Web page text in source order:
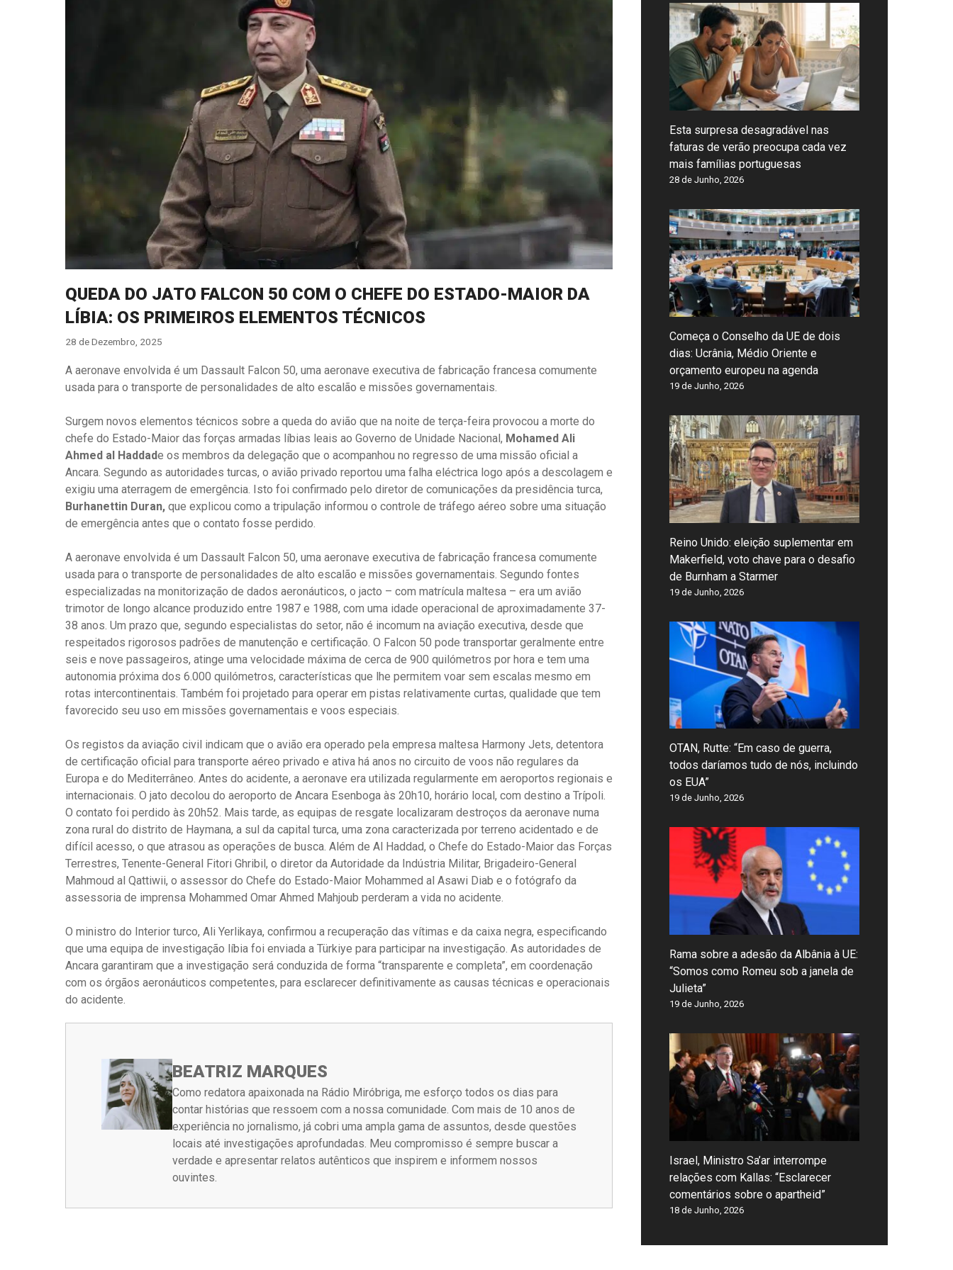
QUEDA DO JATO FALCON 50 COM O CHEFE DO ESTADO-MAIOR DA
LÍBIA: OS PRIMEIROS ELEMENTOS TÉCNICOS
28 de Dezembro, 2025
A aeronave envolvida é um Dassault Falcon 50, uma aeronave executiva de fabricação francesa comumente
usada para o transporte de personalidades de alto escalão e missões governamentais.
Surgem novos elementos técnicos sobre a queda do avião que na noite de terça-feira provocou a morte do
chefe do Estado-Maior das forças armadas líbias leais ao Governo de Unidade Nacional, Mohamed Ali
Ahmed al Haddade os membros da delegação que o acompanhou no regresso de uma missão oficial a
Ancara. Segundo as autoridades turcas, o avião privado reportou uma falha eléctrica logo após a descolagem e
exigiu uma aterragem de emergência. Isto foi confirmado pelo diretor de comunicações da presidência turca,
Burhanettin Duran, que explicou como a tripulação informou o controle de tráfego aéreo sobre uma situação
de emergência antes que o contato fosse perdido.
A aeronave envolvida é um Dassault Falcon 50, uma aeronave executiva de fabricação francesa comumente
usada para o transporte de personalidades de alto escalão e missões governamentais. Segundo fontes
especializadas na monitorização de dados aeronáuticos, o jacto – com matrícula maltesa – era um avião
trimotor de longo alcance produzido entre 1987 e 1988, com uma idade operacional de aproximadamente 37-
38 anos. Um prazo que, segundo especialistas do setor, não é incomum na aviação executiva, desde que
respeitados rigorosos padrões de manutenção e certificação. O Falcon 50 pode transportar geralmente entre
seis e nove passageiros, atinge uma velocidade máxima de cerca de 900 quilómetros por hora e tem uma
autonomia próxima dos 6.000 quilómetros, características que lhe permitem voar sem escalas mesmo em
rotas intercontinentais. Também foi projetado para operar em pistas relativamente curtas, qualidade que tem
favorecido seu uso em missões governamentais e voos especiais.
Os registos da aviação civil indicam que o avião era operado pela empresa maltesa Harmony Jets, detentora
de certificação oficial para transporte aéreo privado e ativa há anos no circuito de voos não regulares da
Europa e do Mediterrâneo. Antes do acidente, a aeronave era utilizada regularmente em aeroportos regionais e
internacionais. O jato decolou do aeroporto de Ancara Esenboga às 20h10, horário local, com destino a Trípoli.
O contato foi perdido às 20h52. Mais tarde, as equipas de resgate localizaram destroços da aeronave numa
zona rural do distrito de Haymana, a sul da capital turca, uma zona caracterizada por terreno acidentado e de
difícil acesso, o que atrasou as operações de busca. Além de Al Haddad, o Chefe do Estado-Maior das Forças
Terrestres, Tenente-General Fitori Ghribil, o diretor da Autoridade da Indústria Militar, Brigadeiro-General
Mahmoud al Qattiwii, o assessor do Chefe do Estado-Maior Mohammed al Asawi Diab e o fotógrafo da
assessoria de imprensa Mohammed Omar Ahmed Mahjoub perderam a vida no acidente.
O ministro do Interior turco, Ali Yerlikaya, confirmou a recuperação das vítimas e da caixa negra, especificando
que uma equipa de investigação líbia foi enviada a Türkiye para participar na investigação. As autoridades de
Ancara garantiram que a investigação será conduzida de forma “transparente e completa”, em coordenação
com os órgãos aeronáuticos competentes, para esclarecer definitivamente as causas técnicas e operacionais
do acidente.
BEATRIZ MARQUES
Como redatora apaixonada na Rádio Miróbriga, me esforço todos os dias para
contar histórias que ressoem com a nossa comunidade. Com mais de 10 anos de
experiência no jornalismo, já cobri uma ampla gama de assuntos, desde questões
locais até investigações aprofundadas. Meu compromisso é sempre buscar a
verdade e apresentar relatos autênticos que inspirem e informem nossos
ouvintes.
Esta surpresa desagradável nas
faturas de verão preocupa cada vez
mais famílias portuguesas
28 de Junho, 2026
Começa o Conselho da UE de dois
dias: Ucrânia, Médio Oriente e
orçamento europeu na agenda
19 de Junho, 2026
Reino Unido: eleição suplementar em
Makerfield, voto chave para o desafio
de Burnham a Starmer
19 de Junho, 2026
OTAN, Rutte: “Em caso de guerra,
todos daríamos tudo de nós, incluindo
os EUA”
19 de Junho, 2026
Rama sobre a adesão da Albânia à UE:
“Somos como Romeu sob a janela de
Julieta”
19 de Junho, 2026
Israel, Ministro Sa’ar interrompe
relações com Kallas: “Esclarecer
comentários sobre o apartheid”
18 de Junho, 2026